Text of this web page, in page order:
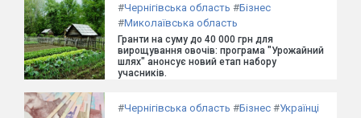
#Чернігівська область #Бізнес
#Миколаївська область
Гранти на суму до 40 000 грн для
вирощування овочів: програма "Урожайний
шлях" анонсує новий етап набору
учасників.
#Чернігівська область #Бізнес #Українці